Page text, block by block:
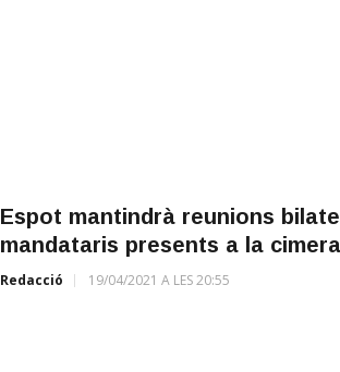
Espot mantindrà reunions
mandataris presents a la cimera
Redacció 19/04/2021 A LES 20:55